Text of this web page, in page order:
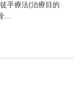
手療法(治療目的
…